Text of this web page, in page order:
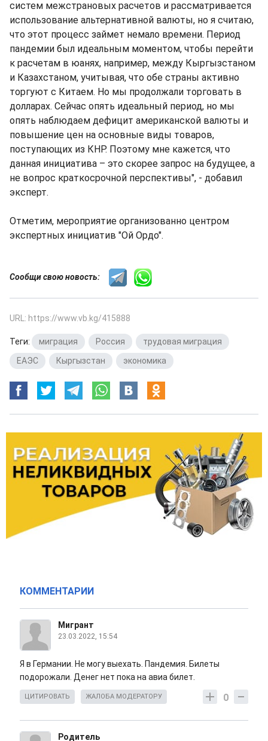
систем межстрановых расчетов и рассматривается
использование альтернативной валюты, но я считаю,
что этот процесс займет немало времени. Период
пандемии был идеальным моментом, чтобы перейти
к расчетам в юанях, например, между Кыргызстаном
и Казахстаном, учитывая, что обе страны активно
торгуют с Китаем. Но мы продолжали торговать в
долларах. Сейчас опять идеальный период, но мы
опять наблюдаем дефицит американской валюты и
повышение цен на основные виды товаров,
поступающих из КНР. Поэтому мне кажется, что
данная инициатива – это скорее запрос на будущее, а
не вопрос краткосрочной перспективы", - добавил
эксперт.
Отметим, мероприятие организованно центром
экспертных инициатив "Ой Ордо".
Сообщи свою новость:
URL: https://www.vb.kg/415888
Теги: миграция Россия трудовая миграция
ЕАЭС
Кыргызстан экономика
КОММЕНТАРИИ
Мигрант
23.03.2022, 15:54
Я в Германии. Не могу выехать. Пандемия. Билеты
подорожали. Денег нет пока на авиа билет.
0
ЦИТИРОВАТЬ ЖАЛОБА МОДЕРАТОРУ
Родитель